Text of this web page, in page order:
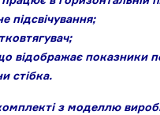
підсвічування;
відображає показники
стібка.
з моделлю